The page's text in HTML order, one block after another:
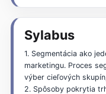
Sylabus
1. Segmentácia ako
marketingu. Proces
výber cieľových
2. Spôsoby pokrytia